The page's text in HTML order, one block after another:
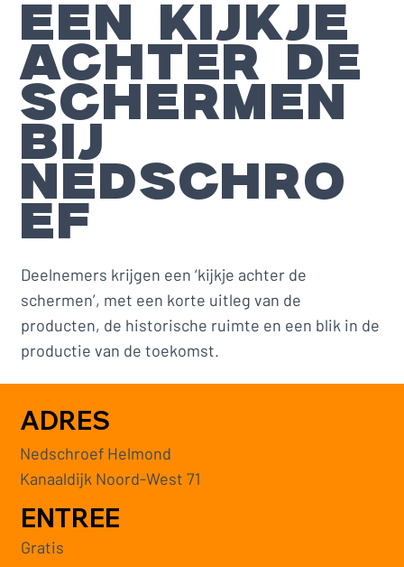
EEN KIJKJE
ACHTER DE
SCHERMEN
BIJ
NEDSCHRO
EF
Deelnemers krijgen een ‘kijkje achter de
schermen’, met een korte uitleg van de
producten, de historische ruimte en een blik in de
productie van de toekomst.
ADRES
Nedschroef Helmond
Kanaaldijk Noord-West 71
ENTREE
Gratis